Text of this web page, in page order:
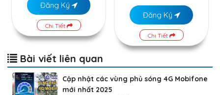
Đăng Ký
Chi Tiết
Đăng Ký
Chi Tiết
Bài viết liên quan
Cập nhật các vùng phủ sóng 4G Mobifone
mới nhất 2025